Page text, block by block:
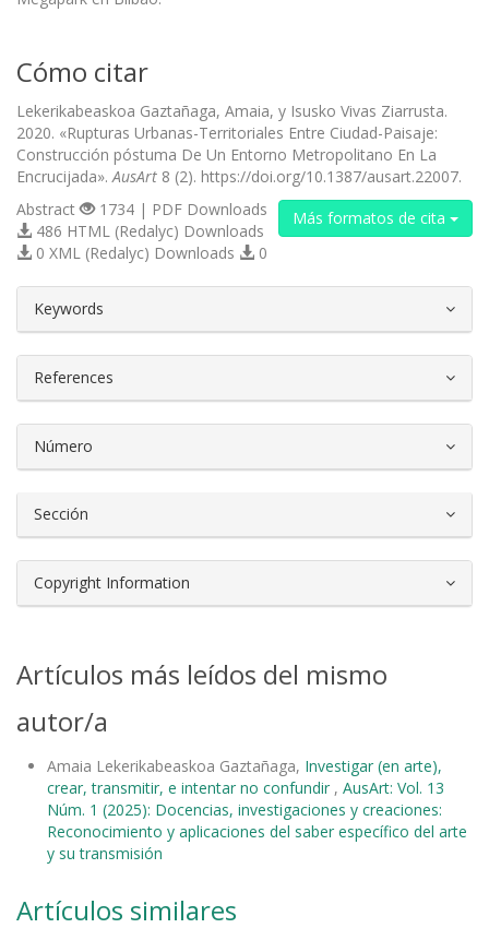
Cómo citar
Lekerikabeaskoa Gaztañaga, Amaia, y Isusko Vivas Ziarrusta.
2020. «Rupturas Urbanas-Territoriales Entre Ciudad-Paisaje:
Construcción póstuma De Un Entorno Metropolitano En La
Encrucijada». AusArt 8 (2). https://doi.org/10.1387/ausart.22007.
Más formatos de cita
Abstract
1734 | PDF Downloads
486 HTML (Redalyc) Downloads
0 XML (Redalyc) Downloads
0
Keywords
References
Número
Sección
Copyright Information
Artículos más leídos del mismo
autor/a
Amaia Lekerikabeaskoa Gaztañaga, Investigar (en arte),
crear, transmitir, e intentar no confundir , AusArt: Vol. 13
Núm. 1 (2025): Docencias, investigaciones y creaciones:
Reconocimiento y aplicaciones del saber específico del arte
y su transmisión
Artículos similares